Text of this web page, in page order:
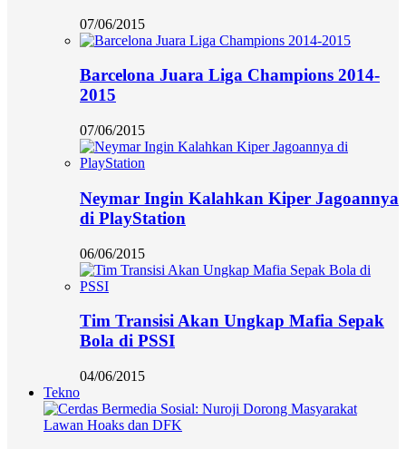
07/06/2015
Barcelona Juara Liga Champions 2014-
2015
07/06/2015
Neymar Ingin Kalahkan Kiper Jagoannya
di PlayStation
06/06/2015
Tim Transisi Akan Ungkap Mafia Sepak
Bola di PSSI
04/06/2015
Tekno